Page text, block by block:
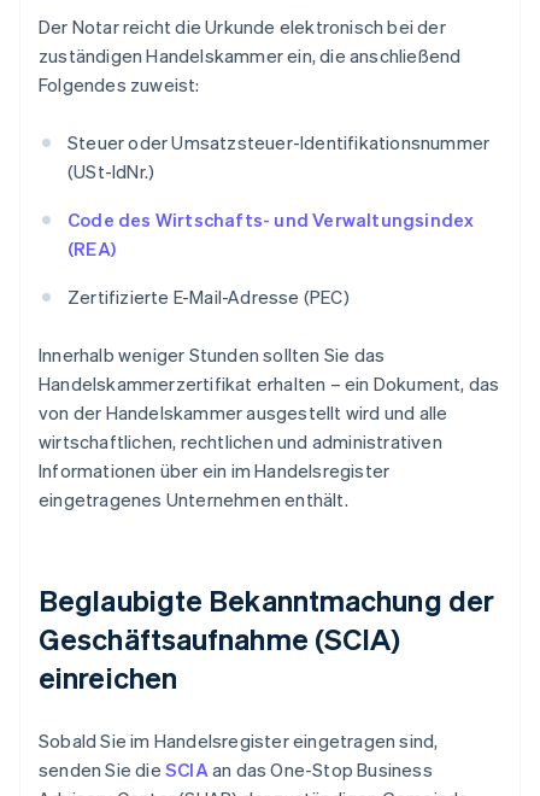
Der Notar reicht die Urkunde elektronisch bei der
zuständigen Handelskammer ein, die anschließend
Folgendes zuweist:
Steuer oder Umsatzsteuer-Identifikationsnummer
(USt-IdNr.)
Code des Wirtschafts- und Verwaltungsindex
(REA)
Zertifizierte E-Mail-Adresse (PEC)
Innerhalb weniger Stunden sollten Sie das
Handelskammerzertifikat erhalten – ein Dokument, das
von der Handelskammer ausgestellt wird und alle
wirtschaftlichen, rechtlichen und administrativen
Informationen über ein im Handelsregister
eingetragenes Unternehmen enthält.
Beglaubigte Bekanntmachung der
Geschäftsaufnahme (SCIA)
einreichen
Sobald Sie im Handelsregister eingetragen sind,
senden Sie die SCIAan das One-Stop Business